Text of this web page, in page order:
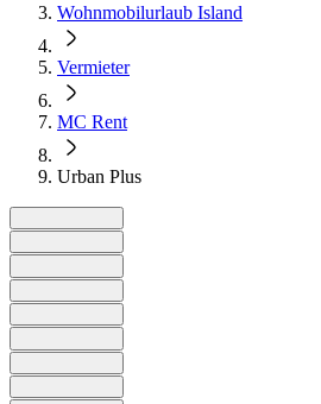
Wohnmobilurlaub Island
Vermieter
MC Rent
Urban Plus